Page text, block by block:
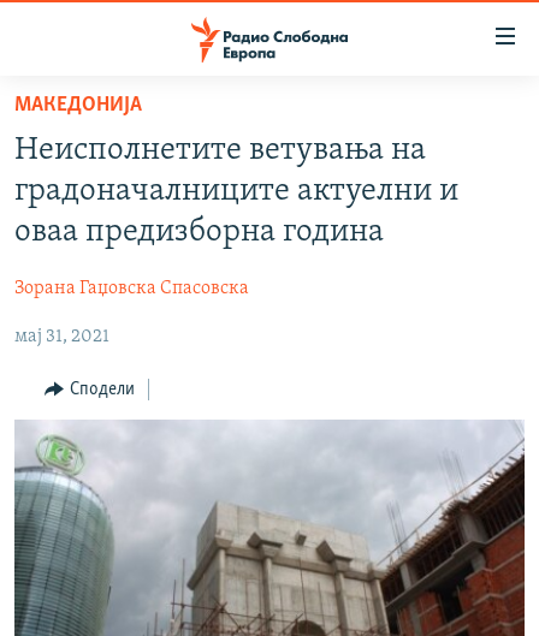
Оди
содржината
Оди
главната
навигација
Премини
на
ВИЗУЕЛНО
ШТО ТРЕБА ДА ЗНАЕТЕ
ПРИЈАВИ СЕ ЗА ЊУЗЛЕТЕР
ПОДКАСТ ЗОШТО?
СЛЕДЕТЕ НЕ
РСЕ веб страници
МАКЕДОНИЈА
Неисполнетите ветувања на
градоначалниците актуелни и
оваа предизборна година
Зорана Гаџовска Спасовска
мај 31, 2021
Сподели